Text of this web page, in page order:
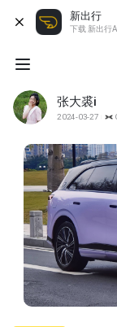
新出行
下载 新出行
张大裘i
2024-03-27